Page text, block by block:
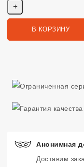
В КОРЗИНУ
Анонимная
Доставим